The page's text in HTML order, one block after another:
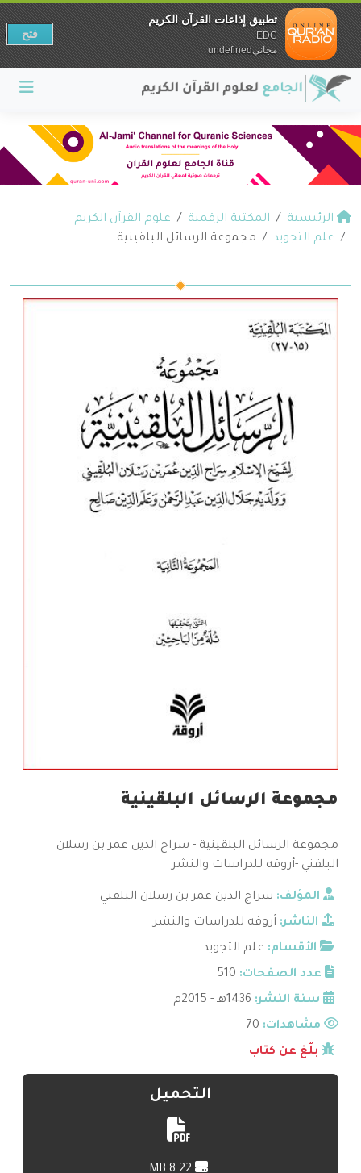
الرئيسية المكتبة الرقمية
علوم القرآن الكريم
علم التجويد
مجموعة الرسائل البلقينية
مجموعة الرسائل البلقينية
مجموعة الرسائل البلقينية - سراج الدين عمر بن رسلان
البلقني -أروقه للدراسات والنشر
المؤلف: سراج الدين عمر بن رسلان البلقني
الناشر: أروقه للدراسات والنشر
الأقسام: علم التجويد
عدد الصفحات: 510
سنة النشر: 1436هـ - 2015م
مشاهدات:
بلّغ عن كتاب
التحميل
تطبيق إذاعات القرآن الكريم
EDC
مجانيundefined
فتح